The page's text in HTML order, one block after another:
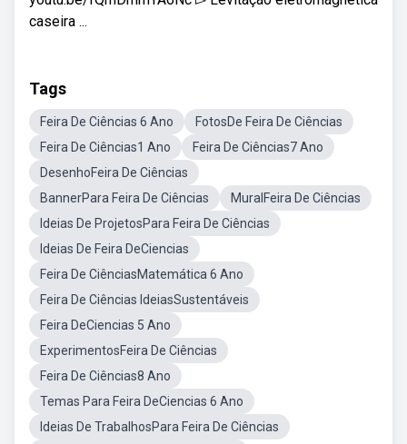
caseira ...
Tags
Feira De Ciências 6 Ano
FotosDe Feira De Ciências
Feira De Ciências1 Ano
Feira De Ciências7 Ano
DesenhoFeira De Ciências
BannerPara Feira De Ciências
MuralFeira De Ciências
Ideias De ProjetosPara Feira De Ciências
Ideias De Feira DeCiencias
Feira De CiênciasMatemática 6 Ano
Feira De Ciências IdeiasSustentáveis
Feira DeCiencias 5 Ano
ExperimentosFeira De Ciências
Feira De Ciências8 Ano
Temas Para Feira DeCiencias 6 Ano
Ideias De TrabalhosPara Feira De Ciências